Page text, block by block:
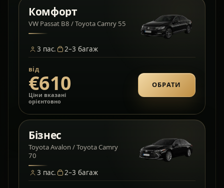
Комфорт
VW Passat B8 / Toyota Camry 55
3 пас. 2–3 багаж
від
€610
Ціни вказані
орієнтовно
ОБРАТИ
Бізнес
Toyota Avalon / Toyota Camry
70
3 пас. 2–3 багаж